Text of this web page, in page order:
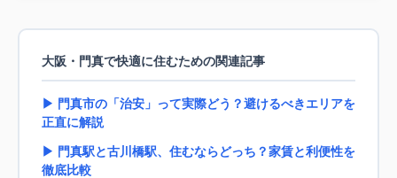
大阪・門真で快適に住むための関連記事
▶ 門真市の「治安」って実際どう？避けるべきエリアを
正直に解説
▶ 門真駅と古川橋駅、住むならどっち？家賃と利便性を
徹底比較